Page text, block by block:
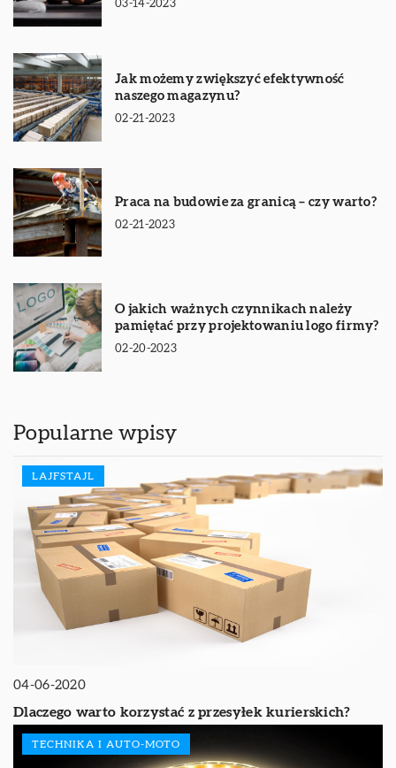
03-14-2023
Jak możemy zwiększyć efektywność
naszego magazynu?
02-21-2023
Praca na budowie za granicą – czy warto?
02-21-2023
O jakich ważnych czynnikach należy
pamiętać przy projektowaniu logo firmy?
02-20-2023
Popularne wpisy
LAJFSTAJL
04-06-2020
Dlaczego warto korzystać z przesyłek kurierskich?
TECHNIKA I AUTO-MOTO